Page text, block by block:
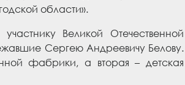
области».
Великой Отечественной
Сергею Андреевичу Белову.
фабрики, а вторая – детская